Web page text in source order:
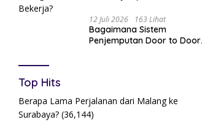
12 Juli 2026 163 Lihat
Bagaimana Sistem
Penjemputan Door to Door
Top Hits
Berapa Lama Perjalanan dari Malang ke
Surabaya? (36,144)